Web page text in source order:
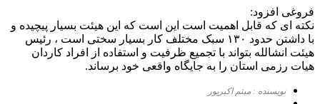
فروغی افزود:
نکته ای که قابل اهمیت است این است که این هیئت بسیار پیچیده و
با داشتن حدود ۱۳۰ سبک مختلف کار بسیار سختی است ، رئیس
هیئت انشالله بتواند با تجمیع ظرفیت و استفاده از افراد کاردان
هیات رزمی استان را به جایگاه واقعی خود برساند.
نویسنده : میثم اکبرپور